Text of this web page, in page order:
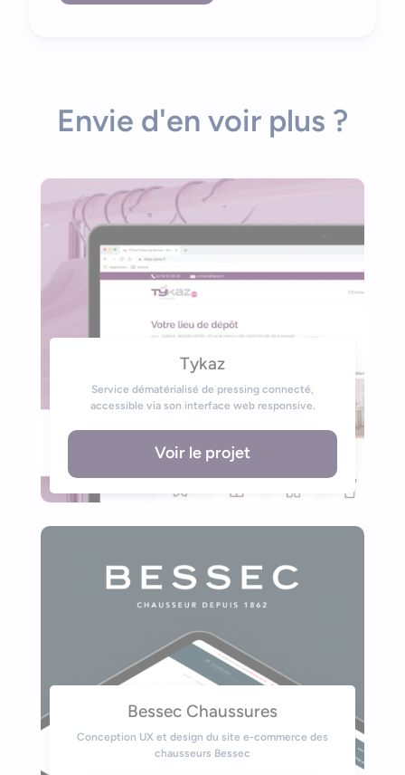
Envie d'en voir plus ?
Tykaz
Service dématérialisé de pressing connecté,
accessible via son interface web responsive.
Voir le projet
Bessec Chaussures
Conception UX et design du site e-commerce des
chausseurs Bessec